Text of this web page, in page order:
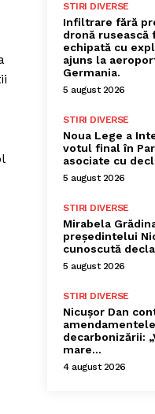
STIRI DIVERSE
Infiltrare fără
dronă rusească
echipată cu
ajuns la
Germania.
5 august 2026
STIRI DIVERSE
Noua Lege a
votul final în
asociate cu
5 august 2026
STIRI DIVERSE
Mirabela
președintelui
cunoscută
5 august 2026
STIRI DIVERSE
Nicușor Dan
decarbonizării:
mare…
4 august 2026